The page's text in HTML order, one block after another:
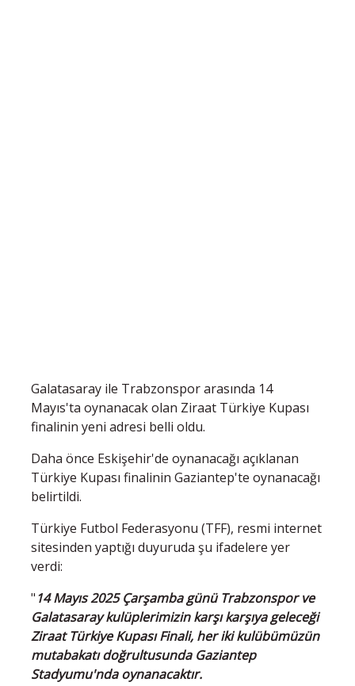
Galatasaray ile Trabzonspor arasında 14
Mayıs'ta oynanacak olan Ziraat Türkiye Kupası
finalinin yeni adresi belli oldu.
Daha önce Eskişehir'de oynanacağı açıklanan
Türkiye Kupası finalinin Gaziantep'te oynanacağı
belirtildi.
Türkiye Futbol Federasyonu (TFF), resmi internet
sitesinden yaptığı duyuruda şu ifadelere yer
verdi:
"14 Mayıs 2025 Çarşamba günü Trabzonspor ve
Galatasaray kulüplerimizin karşı karşıya geleceği
Ziraat Türkiye Kupası Finali, her iki kulübümüzün
mutabakatı doğrultusunda Gaziantep
Stadyumu'nda oynanacaktır.